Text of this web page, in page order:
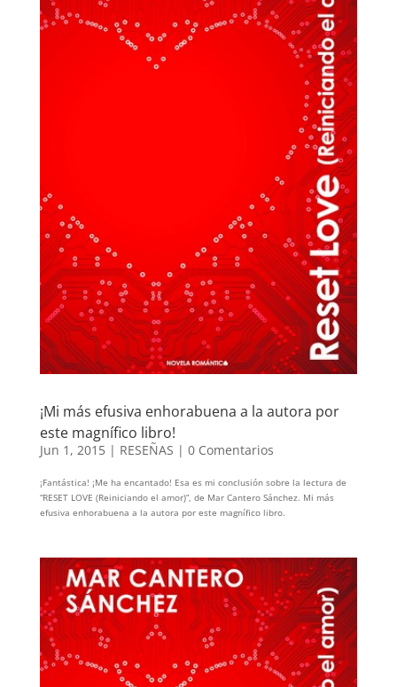
¡Mi más efusiva enhorabuena a la autora por
este magnífico libro!
Jun 1, 2015| RESEÑAS | 0 Comentarios
¡Fantástica! ¡Me ha encantado! Esa es mi conclusión sobre la lectura de
“RESET LOVE (Reiniciando el amor)”, de Mar Cantero Sánchez. Mi más
efusiva enhorabuena a la autora por este magnífico libro.